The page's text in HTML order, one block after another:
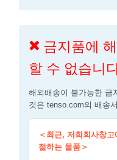
금지품에
할 수 없습니
해외배송이 불가능한 금
것은 tenso.com의 배송
＜최근, 저희회사창
절하는 물품＞